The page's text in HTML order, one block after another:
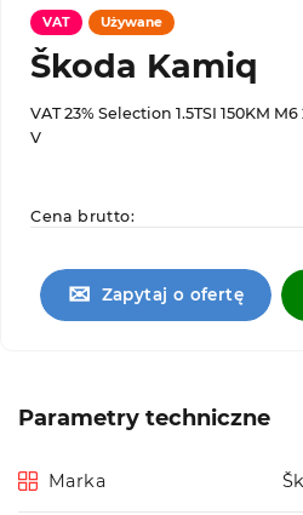
VAT Używane
Škoda Kamiq
VAT 23% Selection 1.5TSI 150KM
V
Cena brutto:
✉ Zapytaj o ofertę
Parametry techniczne
Marka